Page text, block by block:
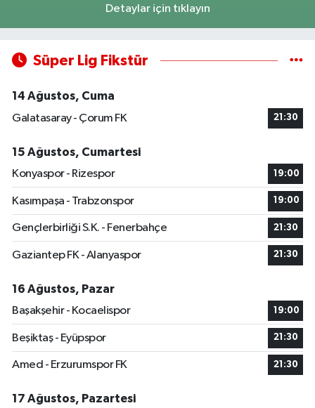
Detaylar için tıklayın
Süper Lig Fikstür
14 Ağustos, Cuma
Galatasaray - Çorum FK
21:30
15 Ağustos, Cumartesi
Konyaspor - Rizespor
19:00
Kasımpaşa - Trabzonspor 19:00
Gençlerbirliği S.K. - Fenerbahçe 21:30
Gaziantep FK - Alanyaspor 21:30
16 Ağustos, Pazar
Başakşehir - Kocaelispor
19:00
Beşiktaş - Eyüpspor 21:30
Amed - Erzurumspor FK 21:30
17 Ağustos, Pazartesi